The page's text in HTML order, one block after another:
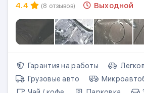
4.4
(8 отзывов) Выходной
Гарантия на работы
Грузовые авто